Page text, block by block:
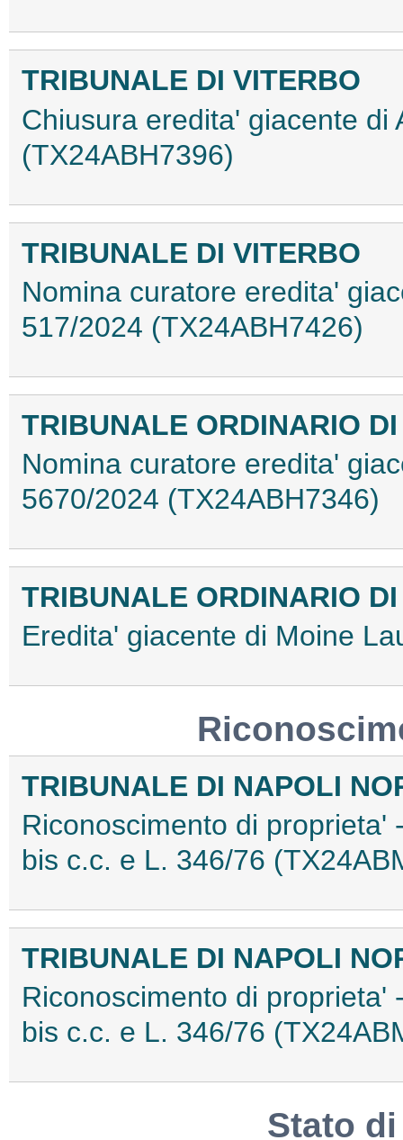
TRIBUNALE DI VITERBO
Chiusura eredita' giacente di
(TX24ABH7396)
TRIBUNALE DI VITERBO
Nomina curatore eredita'
517/2024 (TX24ABH7426)
TRIBUNALE ORDINARIO
Nomina curatore eredita'
5670/2024 (TX24ABH7346)
TRIBUNALE ORDINARIO
Eredita' giacente di Moine
TRIBUNALE DI NAPOLI
Riconoscimento di proprieta'
bis c.c. e L. 346/76
TRIBUNALE DI NAPOLI
Riconoscimento di proprieta'
bis c.c. e L. 346/76
Stato